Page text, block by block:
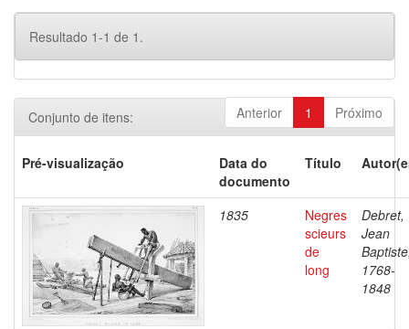
Resultado 1-1 de 1.
Anterior 1 Próximo
Conjunto de itens:
Pré-visualização
Data do
documento
Título
1835
Negres
scieurs
de
long
Debret,
Jean
1768-
1848